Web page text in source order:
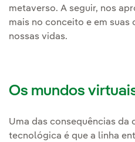
metaverso. A seguir, nos
mais no conceito e em
nossas vidas.
Os mundos
Uma das consequências da
tecnológica é que a linha